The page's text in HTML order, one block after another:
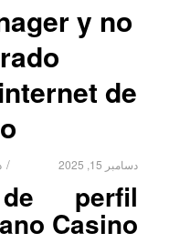
y no
de
دسامبر 15, 2025 /
de perfil
Casino